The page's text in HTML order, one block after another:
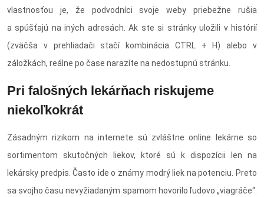
vlastnosťou je, že podvodníci svoje weby priebežne rušia
a spúšťajú na iných adresách. Ak ste si stránky uložili v histórií
(zväčša v prehliadači stačí kombinácia CTRL + H) alebo v
záložkách, reálne po čase narazíte na nedostupnú stránku.
Pri falošných lekárňach riskujeme
niekoľkokrát
Zásadným rizikom na internete sú zvláštne online lekárne so
sortimentom skutočných liekov, ktoré sú k dispozícii len na
lekársky predpis. Často ide o známy modrý liek na potenciu. Preto
sa svojho času nevyžiadaným spamom hovorilo ľudovo „viagráče“.